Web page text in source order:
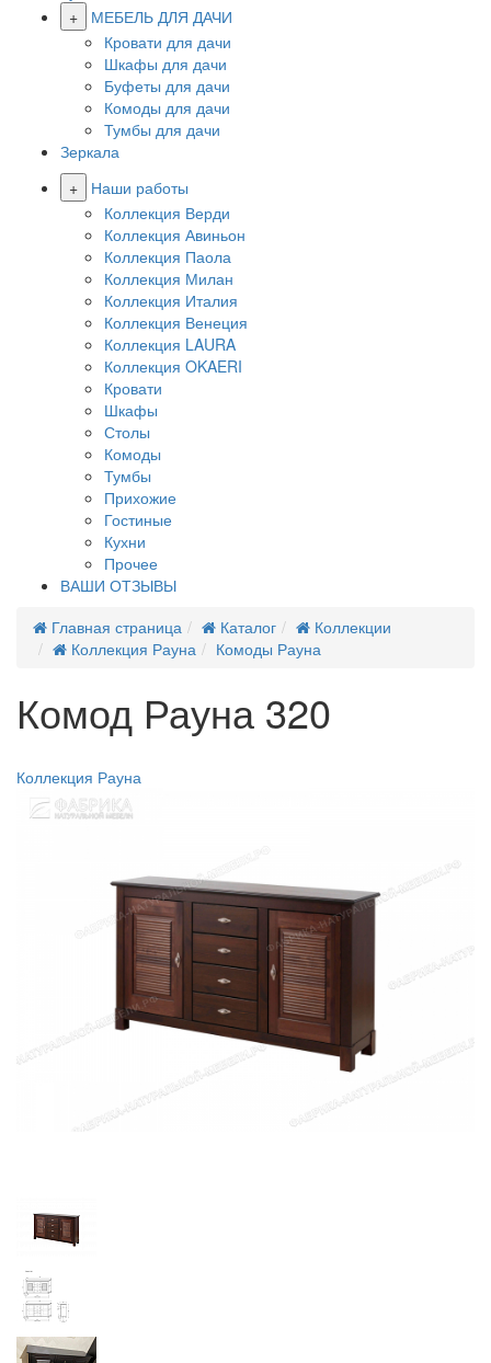
+
МЕБЕЛЬ ДЛЯ ДАЧИ
Кровати для дачи
Шкафы для дачи
Буфеты для дачи
Комоды для дачи
Тумбы для дачи
Зеркала
+
Наши работы
Коллекция Верди
Коллекция Авиньон
Коллекция Паола
Коллекция Милан
Коллекция Италия
Коллекция Венеция
Коллекция LAURA
Коллекция OKAERI
Кровати
Шкафы
Столы
Комоды
Тумбы
Прихожие
Гостиные
Кухни
Прочее
ВАШИ ОТЗЫВЫ
Главная страница
Каталог
Коллекции
Коллекция Рауна
Комоды Рауна
Комод Рауна 320
Коллекция Рауна